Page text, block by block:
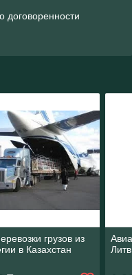
договоренности
грузов из
в Казахстан